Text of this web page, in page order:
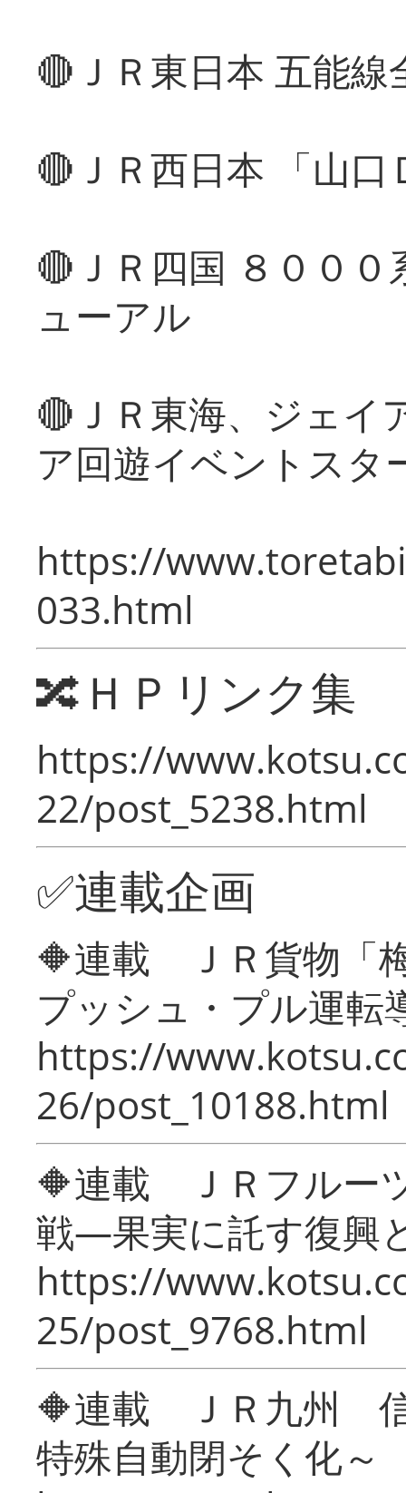
🔴ＪＲ東日本 五能
🔴ＪＲ西日本 「山
🔴ＪＲ四国 ８００
ューアル
🔴ＪＲ東海、ジェイ
ア回遊イベントスタ
https://
033.html
🔀ＨＰリンク集
https://
22/post_5238.html
✅連載企画
🔶連載 ＪＲ貨物「
プッシュ・プル運転
https://
26/post_10188.html
🔶連載 ＪＲフルー
戦―果実に託す復興
https://
25/post_9768.html
🔶連載 ＪＲ九州 信
特殊自動閉そく化～